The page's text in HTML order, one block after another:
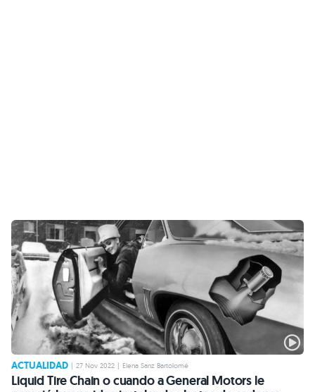
ACTUALIDAD | 27 Nov 2022 | Elena Sanz Bartolomé
Liquid Tire Chain o cuando a General Motors le